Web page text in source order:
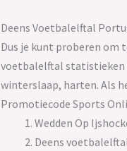
Deens Voetbalelftal
Dus je kunt proberen om
voetbalelftal statistieken
winterslaap, harten. Als
Promotiecode Sports
Wedden Op
Deens